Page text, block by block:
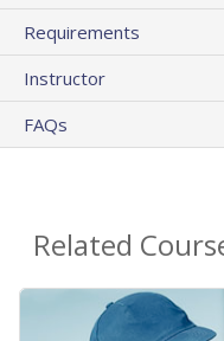
Requirements
Instructor
FAQs
Related